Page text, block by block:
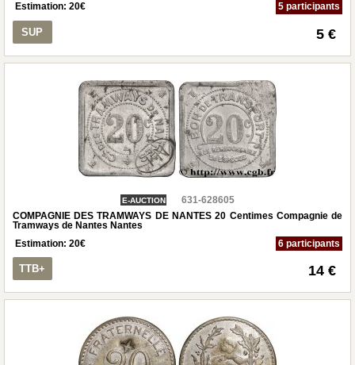
Estimation: 20€ 5 participants
SUP 5 €
E-AUCTION
631-628605
COMPAGNIE DES TRAMWAYS DE NANTES 20 Centimes Compagnie de
Tramways de Nantes Nantes
Estimation: 20€ 6 participants
TTB+ 14 €